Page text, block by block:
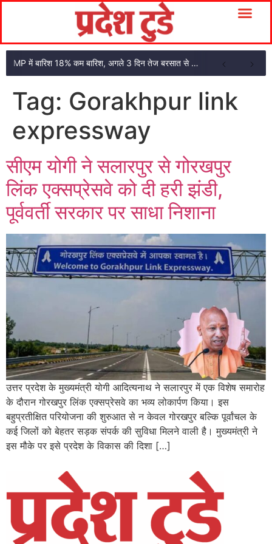
MP में बारिश 18% कम बारिश, अगले 3 दिन तेज बरसात से राहत की उम्मीद
Tag: Gorakhpur link
expressway
सीएम योगी ने सलारपुर से गोरखपुर
लिंक एक्सप्रेसवे को दी हरी झंडी,
पूर्ववर्ती सरकार पर साधा निशाना
उत्तर प्रदेश के मुख्यमंत्री योगी आदित्यनाथ ने सलारपुर में एक विशेष समारोह
के दौरान गोरखपुर लिंक एक्सप्रेसवे का भव्य लोकार्पण किया। इस
बहुप्रतीक्षित परियोजना की शुरुआत से न केवल गोरखपुर बल्कि पूर्वांचल के
कई जिलों को बेहतर सड़क संपर्क की सुविधा मिलने वाली है। मुख्यमंत्री ने
इस मौके पर इसे प्रदेश के विकास की दिशा […]